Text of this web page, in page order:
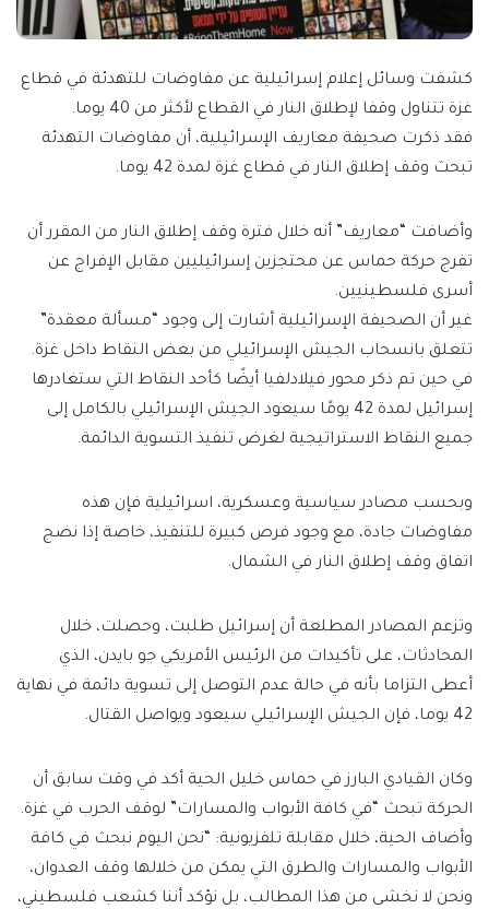
كشفت وسائل إعلام إسرائيلية عن مفاوضات للتهدئة في قطاع
غزة تتناول وقفا لإطلاق النار في القطاع لأكثر من 40 يوما.
فقد ذكرت صحيفة معاريف الإسرائيلية، أن مفاوضات التهدئة
تبحث وقف إطلاق النار في قطاع غزة لمدة 42 يوما.
وأضافت “معاريف” أنه خلال فترة وقف إطلاق النار من المقرر أن
تفرج حركة حماس عن محتجزين إسرائيليين مقابل الإفراج عن
أسرى فلسطينيين.
غير أن الصحيفة الإسرائيلية أشارت إلى وجود “مسألة معقدة”
تتعلق بانسحاب الجيش الإسرائيلي من بعض النقاط داخل غزة.
في حين تم ذكر محور فيلادلفيا أيضًا كأحد النقاط التي ستغادرها
إسرائيل لمدة 42 يومًا سيعود الجيش الإسرائيلي بالكامل إلى
جميع النقاط الاستراتيجية لغرض تنفيذ التسوية الدائمة.
وبحسب مصادر سياسية وعسكرية، اسرائيلية فإن هذه
مفاوضات جادة، مع وجود فرص كبيرة للتنفيذ، خاصة إذا نضج
اتفاق وقف إطلاق النار في الشمال.
وتزعم المصادر المطلعة أن إسرائيل طلبت، وحصلت، خلال
المحادثات، على تأكيدات من الرئيس الأمريكي جو بايدن، الذي
أعطى التزاما بأنه في حالة عدم التوصل إلى تسوية دائمة في نهاية
42 يوما، فإن الجيش الإسرائيلي سيعود ويواصل القتال.
وكان القيادي البارز في حماس خليل الحية أكد في وقت سابق أن
الحركة تبحث “في كافة الأبواب والمسارات” لوقف الحرب في غزة.
وأضاف الحية، خلال مقابلة تلفزيونية: “نحن اليوم نبحث في كافة
الأبواب والمسارات والطرق التي يمكن من خلالها وقف العدوان،
ونحن لا نخشى من هذا المطالب، بل نؤكد أننا كشعب فلسطيني،